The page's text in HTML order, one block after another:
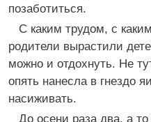
позаботиться.
С каким трудом, с
родители вырастили
можно и отдохнуть. Не
опять нанесла в гнездо
насиживать.
До осени раза два, а